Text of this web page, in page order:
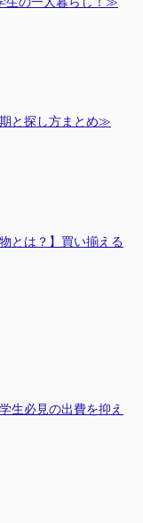
と探し方まとめ≫
とは？】買い揃える
生必見の出費を抑え